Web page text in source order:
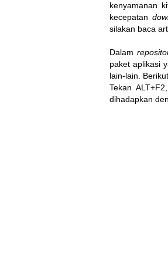
kenyamanan
kecepatan
silakan baca
Dalam
paket aplikasi
lain-lain.
Tekan
dihadapkan